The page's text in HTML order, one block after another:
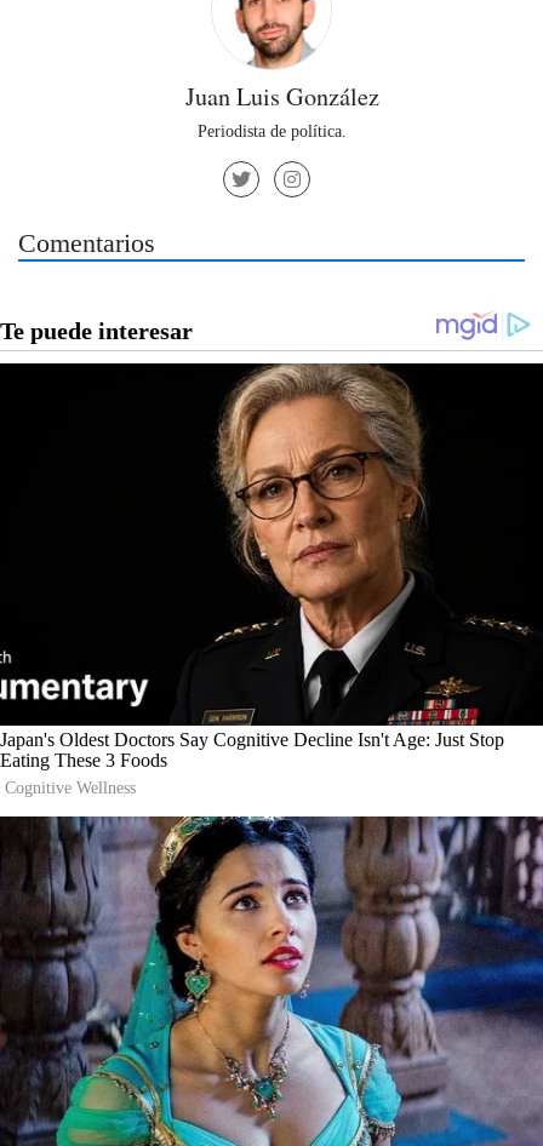
Juan Luis González
Periodista de política.
Comentarios